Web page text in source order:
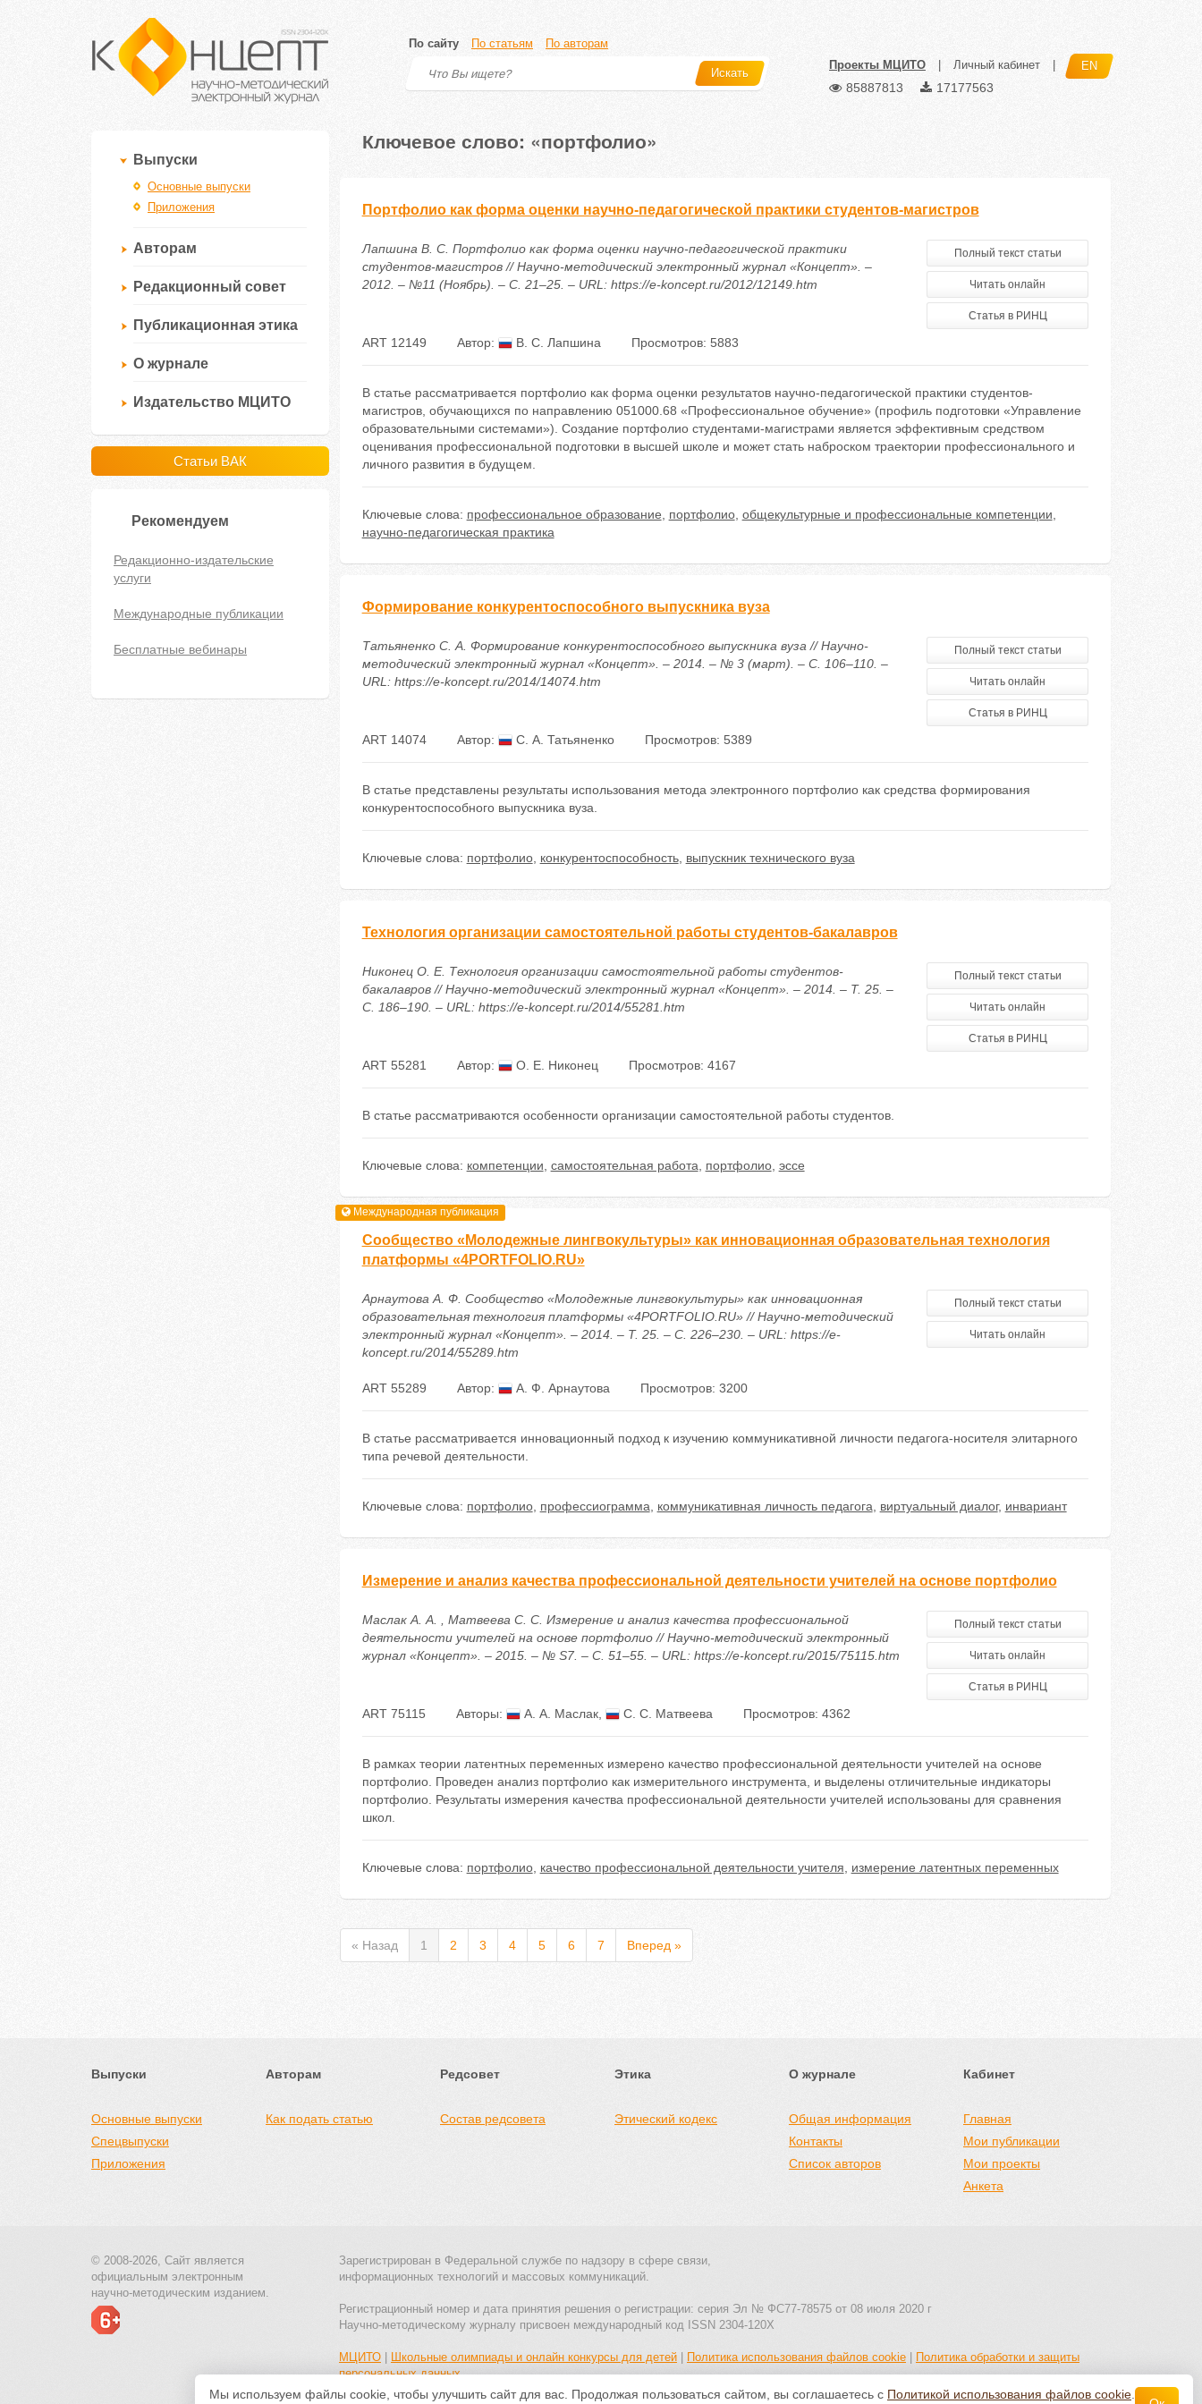
По сайту По статьям По авторам
Искать
Проекты МЦИТО Личный кабинет EN
85887813 17177563
Выпуски
Основные выпуски
Приложения
Авторам
Редакционный совет
Публикационная этика
О журнале
Издательство МЦИТО
Статьи ВАК
Рекомендуем
Редакционно-издательские
услуги
Международные публикации
Бесплатные вебинары
Ключевое слово: «портфолио»
Портфолио как форма оценки научно-педагогической практики студентов-магистров
Лапшина В. С. Портфолио как форма оценки научно-педагогической практики
студентов-магистров // Научно-методический электронный журнал «Концепт». –
2012. – №11 (Ноябрь). – С. 21–25. – URL: https://e-koncept.ru/2012/12149.htm
Полный текст статьи
Читать онлайн
Статья в РИНЦ
ART 12149 Автор: В. С. Лапшина Просмотров: 5883
В статье рассматривается портфолио как форма оценки результатов научно-педагогической практики студентов-
магистров, обучающихся по направлению 051000.68 «Профессиональное обучение» (профиль подготовки «Управление
образовательными системами»). Создание портфолио студентами-магистрами является эффективным средством
оценивания профессиональной подготовки в высшей школе и может стать наброском траектории профессионального и
личного развития в будущем.
Ключевые слова: профессиональное образование портфолио, общекультурные и профессиональные компетенции
научно-педагогическая практика
Формирование конкурентоспособного выпускника вуза
Татьяненко С. А. Формирование конкурентоспособного выпускника вуза // Научно-
методический электронный журнал «Концепт». – 2014. – № 3 (март). – С. 106–110. –
URL: https://e-koncept.ru/2014/14074.htm
Полный текст статьи
Читать онлайн
Статья в РИНЦ
ART 14074 Автор: С. А. Татьяненко Просмотров: 5389
В статье представлены результаты использования метода электронного портфолио как средства формирования
конкурентоспособного выпускника вуза.
Ключевые слова: портфолио, конкурентоспособность, выпускник технического вуза
Технология организации самостоятельной работы студентов-бакалавров
Никонец О. Е. Технология организации самостоятельной работы студентов-
бакалавров // Научно-методический электронный журнал «Концепт». – 2014. – Т. 25. –
С. 186–190. – URL: https://e-koncept.ru/2014/55281.htm
Полный текст статьи
Читать онлайн
Статья в РИНЦ
ART 55281 Автор: О. Е. Никонец Просмотров: 4167
В статье рассматриваются особенности организации самостоятельной работы студентов.
Ключевые слова: компетенции самостоятельная работа портфолио, эссе
Международная публикация
Cообщество «Молодежные лингвокультуры» как инновационная образовательная технология
платформы «4PORTFOLIO.RU»
Арнаутова А. Ф. Cообщество «Молодежные лингвокультуры» как инновационная
образовательная технология платформы «4PORTFOLIO.RU» // Научно-методический
электронный журнал «Концепт». – 2014. – Т. 25. – С. 226–230. – URL: https://e-
koncept.ru/2014/55289.htm
Полный текст статьи
Читать онлайн
ART 55289 Автор: А. Ф. Арнаутова Просмотров: 3200
В статье рассматривается инновационный подход к изучению коммуникативной личности педагога-носителя элитарного
типа речевой деятельности.
Ключевые слова: портфолио, профессиограмма коммуникативная личность педагога виртуальный диалог, инвариант
Измерение и анализ качества профессиональной деятельности учителей на основе портфолио
Маслак А. А. , Матвеева С. С. Измерение и анализ качества профессиональной
деятельности учителей на основе портфолио // Научно-методический электронный
журнал «Концепт». – 2015. – № S7. – С. 51–55. – URL: https://e-koncept.ru/2015/75115.htm
Полный текст статьи
Читать онлайн
Статья в РИНЦ
ART 75115 Авторы: А. А. Маслак, С. С. Матвеева Просмотров: 4362
В рамках теории латентных переменных измерено качество профессиональной деятельности учителей на основе
портфолио. Проведен анализ портфолио как измерительного инструмента, и выделены отличительные индикаторы
портфолио. Результаты измерения качества профессиональной деятельности учителей использованы для сравнения
школ.
Ключевые слова: портфолио, качество профессиональной деятельности учителя измерение латентных переменных
« Назад 1 2 3 4 5 6 7 Вперед »
Выпуски
Основные выпуски
Спецвыпуски
Приложения
Авторам
Как подать статью
Редсовет
Состав редсовета
Этика
Этический кодекс
О журнале
Общая информация
Контакты
Список авторов
Кабинет
Главная
Мои публикации
Мои проекты
Анкета
© 2008-2026, Сайт является
официальным электронным
научно-методическим изданием.
Зарегистрирован в Федеральной службе по надзору в сфере связи,
информационных технологий и массовых коммуникаций.
Регистрационный номер и дата принятия решения о регистрации: серия Эл № ФС77-78575 от 08 июля 2020 г
Научно-методическому журналу присвоен международный код ISSN 2304-120X
МЦИТО Школьные олимпиады и онлайн конкурсы для детей Политика использования файлов cookie
Политика обработки и защиты
персональных данных
Мы используем файлы cookie, чтобы улучшить сайт для вас. Продолжая пользоваться сайтом, вы соглашаетесь с Политикой использования файлов cookie